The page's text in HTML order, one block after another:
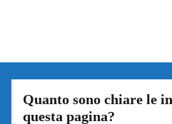
Quanto sono chiare le
questa pagina?